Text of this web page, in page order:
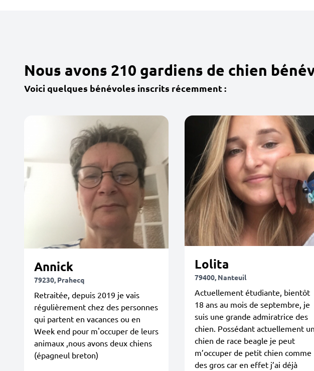
Nous avons 210 gardiens de chien
Voici quelques bénévoles inscrits récemment :
Annick
79230, Prahecq
Retraitée, depuis 2019 je vais
régulièrement chez des personnes
qui partent en vacances ou en
Week end pour m'occuper de leurs
animaux ,nous avons deux chiens
(épagneul breton)
Lolita
79400, Nanteuil
Actuellement étudiante, bientôt
18 ans au mois de septembre, je
suis une grande admiratrice des
chien. Possédant actuellement un
chien de race beagle je peut
m’occuper de petit chien comme
des gros car en effet j’ai déjà